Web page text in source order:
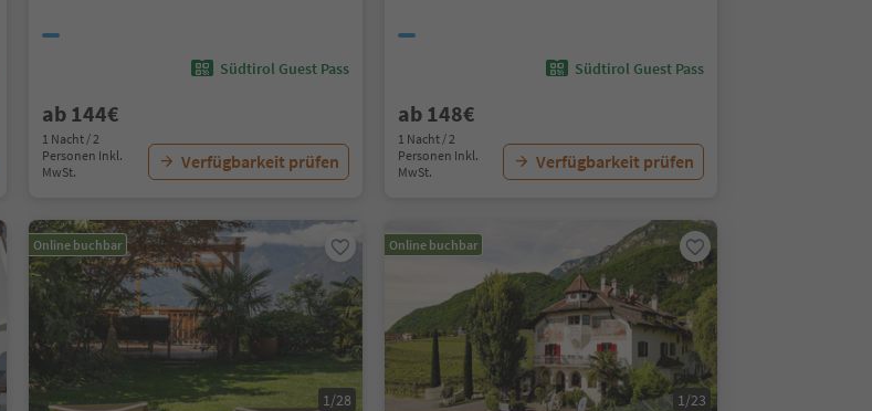
Südtirol Guest Pass
ab 144€
1 Nacht / 2
Personen Inkl.
MwSt.
Verfügbarkeit prüfen
Südtirol Guest Pass
ab 148€
1 Nacht / 2
Personen Inkl.
MwSt.
Verfügbarkeit prüfen
Online buchbar
1/28
Online buchbar
1/23